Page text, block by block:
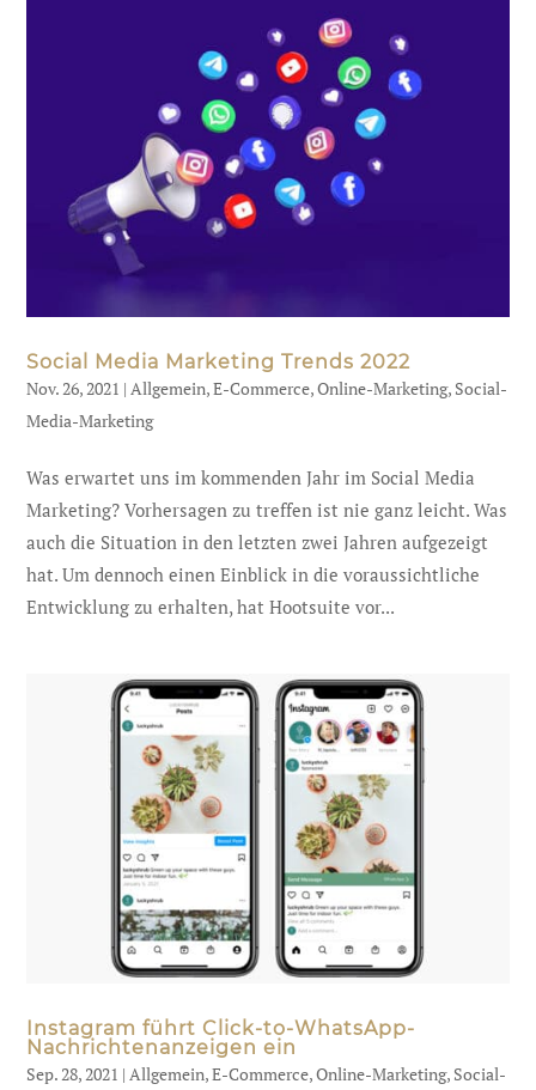
Social Media Marketing Trends 2022
Nov. 26, 2021 | Allgemein,E-Commerce,Online-Marketing, Social-
Media-Marketing
Was erwartet uns im kommenden Jahr im Social Media
Marketing? Vorhersagen zu treffen ist nie ganz leicht. Was
auch die Situation in den letzten zwei Jahren aufgezeigt
hat. Um dennoch einen Einblick in die voraussichtliche
Entwicklung zu erhalten, hat Hootsuite vor...
Instagram führt Click-to-WhatsApp-
Nachrichtenanzeigen ein
Sep. 28, 2021 |Allgemein,E-Commerce,Online-Marketing, Social-